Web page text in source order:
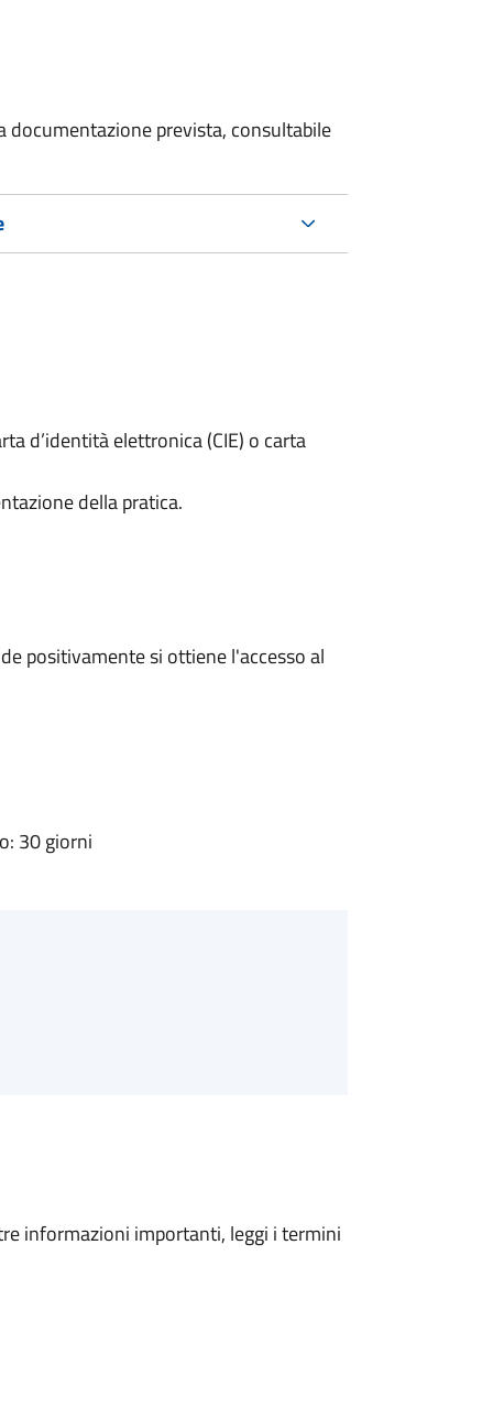
prevista, consultabile
d’identità elettronica (CIE) o carta
della pratica.
positivamente si ottiene l'accesso al
30 giorni
informazioni importanti, leggi i termini